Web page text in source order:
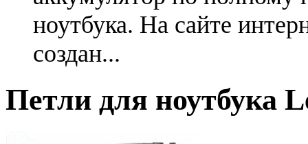
ноутбука. На сайте
создан...
Петли для ноутбука